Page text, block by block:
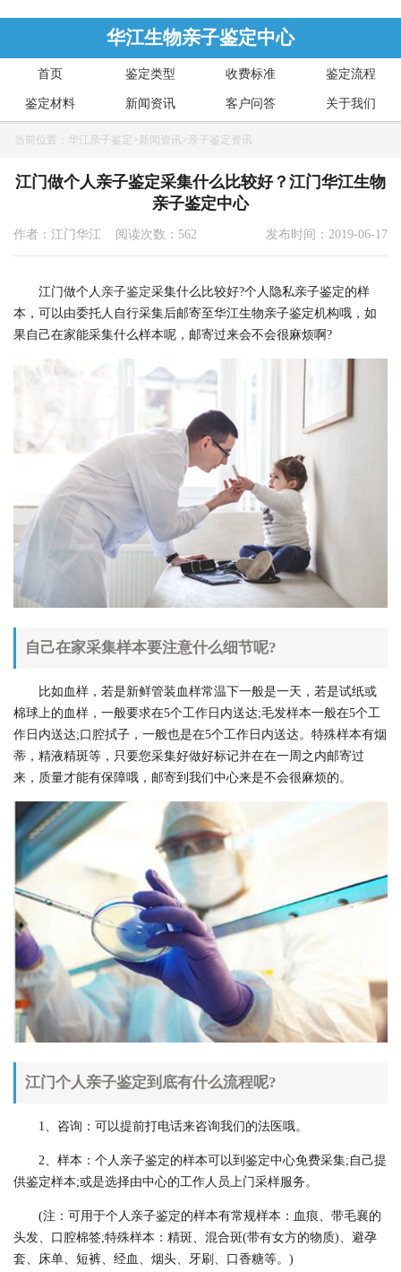
华江生物亲子鉴定中心
首页 鉴定类型 收费标准 鉴定流程
鉴定材料 新闻资讯 客户问答 关于我们
当前位置： 华江亲子鉴定 >新闻资讯 >亲子鉴定资讯
江门做个人亲子鉴定采集什么比较好？江门华江生物
亲子鉴定中心
作者：江门华江 阅读次数：562 发布时间：2019-06-17
江门做个人 亲子鉴定采集什么比较好?个人隐私亲子鉴定的样
本，可以由委托人自行采集后邮寄至华江生物亲子鉴定机构哦，如
果自己在家能采集什么样本呢，邮寄过来会不会很麻烦啊?
自己在家采集样本要注意什么细节呢?
比如血样，若是新鲜管装血样常温下一般是一天，若是试纸或
棉球上的血样，一般要求在5个工作日内送达;毛发样本一般在5个工
作日内送达;口腔拭子，一般也是在5个工作日内送达。特殊样本有烟
蒂，精液精斑等，只要您采集好做好标记并在在一周之内邮寄过
来，质量才能有保障哦，邮寄到我们中心来是不会很麻烦的。
江门个人亲子鉴定到底有什么流程呢?
1、咨询：可以提前打电话来咨询我们的法医哦。
2、样本：个人亲子鉴定的样本可以到鉴定中心免费采集;自己提
供鉴定样本;或是选择由中心的工作人员上门采样服务。
(注：可用于个人亲子鉴定的样本有常规样本：血痕、带毛襄的
头发、口腔棉签;特殊样本：精斑、混合斑(带有女方的物质)、避孕
套、床单、短裤、经血、烟头、牙刷、口香糖等。)